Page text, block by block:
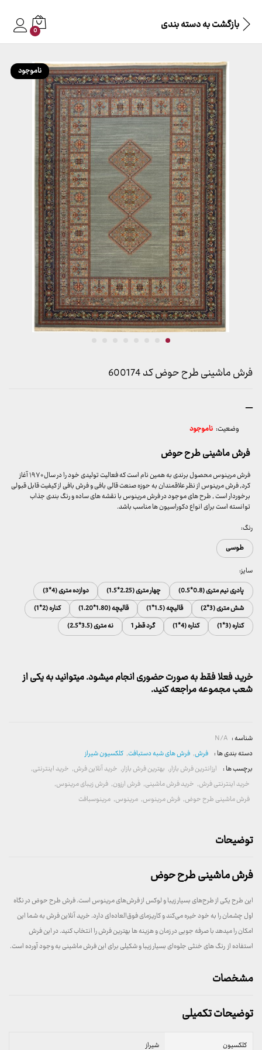
بازگشت بهدسته بندی 0
ناموجود
فرش ماشینی طرح حوض کد 600174
–محدوده
قیمت:
899,000 تومان
تا
23,999,000 تومان
وضعیت: ناموجود
فرش ماشینی طرح حوض
فرش مرینوس محصول برندی به همین نام است که فعالیت تولیدی خود را در سال ۱۹۷۰ آغاز
کرد, فرش مرینوس از نظر علاقمندان به حوزه صنعت قالی بافی و فرش بافی از کیفیت قابل قبولی
برخوردار است , طرح های موجود در فرش مرینوس با نقشه های ساده و رنگ بندی جذاب
توانسته است برای انواع دکوراسیون ها مناسب باشد.
رنگ:
طوسی
سایز:
پادری نیم متری (0.8*0.5)
چهار متری (2.25*1.5)
دوازده متری (4*3)
شش متری (3*2)
قالیچه (1.5*1) قالیچه (1.80*1.20)
کناره (2*1)
کناره (3*1)
کناره (4*1) گرد قطر 1 نه متری (3.5*2.5)
خرید فعلا فقط به صورت حضوری انجام میشود. میتوانید به یکی از
شعب مجموعه مراجعه کنید.
شناسه : N/A
دسته بندی ها : فرش, فرش های شبه دستبافت, کلکسیون شیراز
برچسب ها : ارزانترین فرش بازار, بهترین فرش بازار, خرید آنلاین فرش, خرید اینترنتی,
خرید اینترنتی فرش, خرید فرش ماشینی, فرش ارزون, فرش زیبای مرینوس,
فرش ماشینی طرح حوض, فرش مرینوس, مرینوس, مرینوسبافت
توضیحات
فرش ماشینی طرح حوض
این طرح یکی از طرح‌های بسیار زیبا و لوکس از فرش‌های مرینوس است. فرش طرح حوض در نگاه
اول چشمان را به خود خیره می‌کند و کاریزمای فوق‌العاده‌ای دارد. خرید آنلاین فرش به شما این
امکان را میدهد با صرفه جویی در زمان و هزینه ها بهترین فرش را انتخاب کنید. در این فرش
استفاده از رنگ های خنثی جلوه‌ای بسیار زیبا و شکیلی برای این فرش ماشینی به وجود آورده است.
مشخصات
توضیحات تکمیلی
کلکسیون شیراز